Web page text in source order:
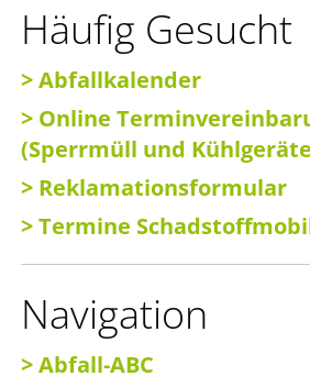
Häufig Gesucht
> Abfallkalender
> Online
(Sperrmüll und
> Reklamationsformular
> Termine
Navigation
> Abfall-ABC